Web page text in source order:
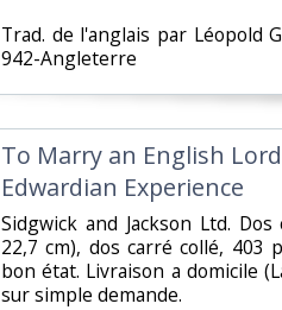
‎Trad. de l'anglais par Léopold
942-Angleterre‎
‎To Marry an English
Edwardian Experience‎
‎Sidgwick and Jackson Ltd.
22,7 cm), dos carré collé, 403
bon état. Livraison a domicile
sur simple demande.‎